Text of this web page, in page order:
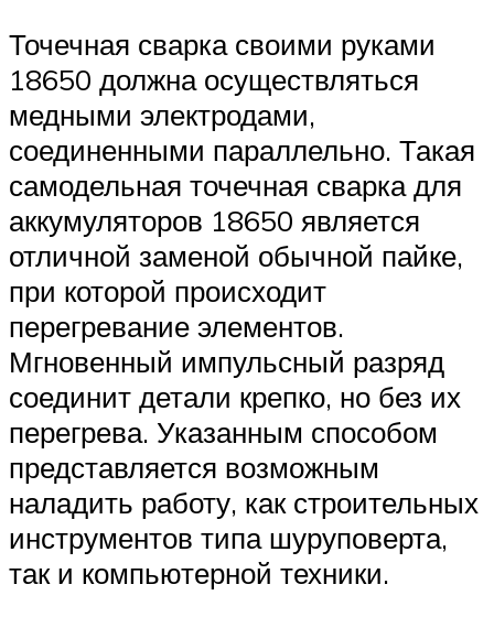
Точечная сварка своими руками
18650 должна осуществляться
медными электродами,
соединенными параллельно. Такая
самодельная точечная сварка для
аккумуляторов 18650 является
отличной заменой обычной пайке,
при которой происходит
перегревание элементов.
Мгновенный импульсный разряд
соединит детали крепко, но без их
перегрева. Указанным способом
представляется возможным
наладить работу, как строительных
инструментов типа шуруповерта,
так и компьютерной техники.